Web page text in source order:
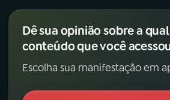
Dê sua opinião sobre a
conteúdo que você
Escolha sua manifestação em